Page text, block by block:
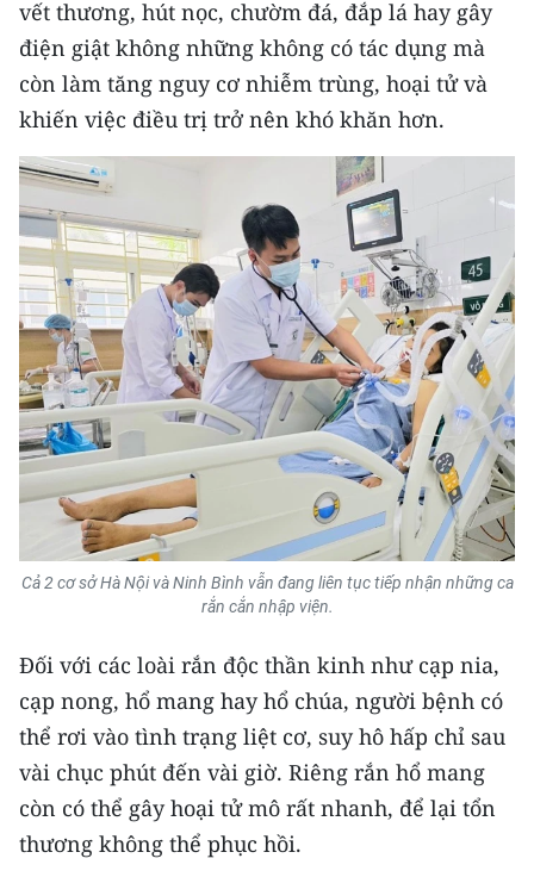
ENGLISH
中文
FRANÇAIS
РУССКИЙ
ESPAÑOL
한국어
vết thương, hút nọc, chườm đá, đắp lá hay gây
điện giật không những không có tác dụng mà
còn làm tăng nguy cơ nhiễm trùng, hoại tử và
khiến việc điều trị trở nên khó khăn hơn.
Cả 2 cơ sở Hà Nội và Ninh Bình vẫn đang liên tục tiếp nhận những ca
rắn cắn nhập viện.
Đối với các loài rắn độc thần kinh như cạp nia,
cạp nong, hổ mang hay hổ chúa, người bệnh có
thể rơi vào tình trạng liệt cơ, suy hô hấp chỉ sau
vài chục phút đến vài giờ. Riêng rắn hổ mang
còn có thể gây hoại tử mô rất nhanh, để lại tổn
thương không thể phục hồi.